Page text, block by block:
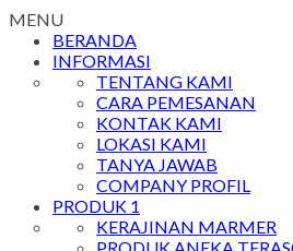
MENU
BERANDA
INFORMASI
TENTANG KAMI
CARA PEMESANAN
KONTAK KAMI
LOKASI KAMI
TANYA JAWAB
COMPANY PROFIL
PRODUK 1
KERAJINAN MARMER